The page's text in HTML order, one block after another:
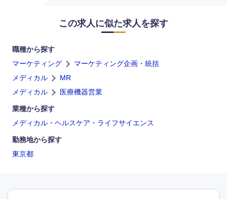
この求人に似た求人を探す
職種から探す
マーケティング
マーケティング企画・統括
メディカル
MR
メディカル
医療機器営業
業種から探す
メディカル・ヘルスケア・ライフサイエンス
勤務地から探す
東京都
大分県 宮崎県
鹿児島県